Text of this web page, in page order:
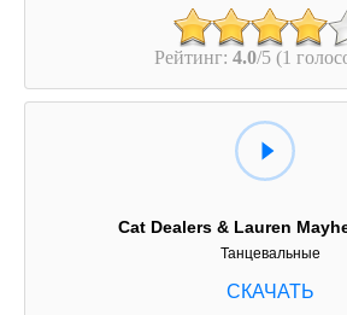
Рейтинг: 4.0/5 (1
Cat Dealers & Lauren
Танцевальные